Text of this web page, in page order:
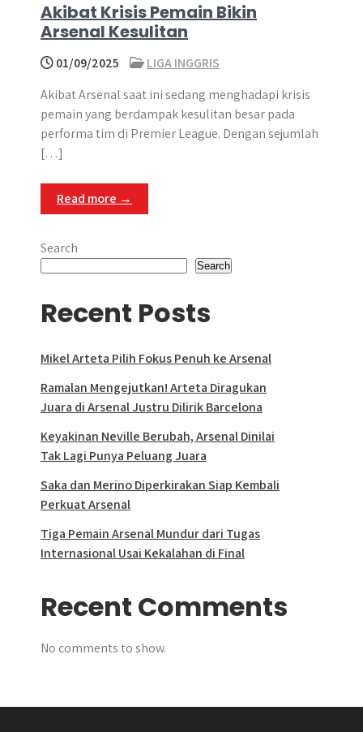
Akibat Krisis Pemain Bikin
Arsenal Kesulitan
01/09/2025
LIGA INGGRIS
Akibat Arsenal saat ini sedang menghadapi krisis
pemain yang berdampak kesulitan besar pada
performa tim di Premier League. Dengan sejumlah
[…]
Read more →
Search
Search
Recent Posts
Mikel Arteta Pilih Fokus Penuh ke Arsenal
Ramalan Mengejutkan! Arteta Diragukan
Juara di Arsenal Justru Dilirik Barcelona
Keyakinan Neville Berubah, Arsenal Dinilai
Tak Lagi Punya Peluang Juara
Saka dan Merino Diperkirakan Siap Kembali
Perkuat Arsenal
Tiga Pemain Arsenal Mundur dari Tugas
Internasional Usai Kekalahan di Final
Recent Comments
No comments to show.